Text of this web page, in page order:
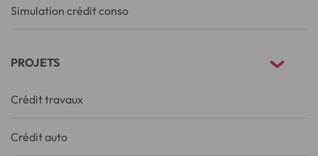
Simulation crédit conso
PROJETS
Crédit travaux
Crédit auto